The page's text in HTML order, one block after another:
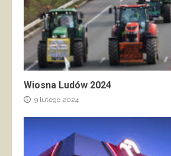
Wiosna Ludów 2024
9 lutego 2024